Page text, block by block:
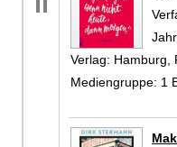
Verlag: Hamburg,
Mediengruppe: 1